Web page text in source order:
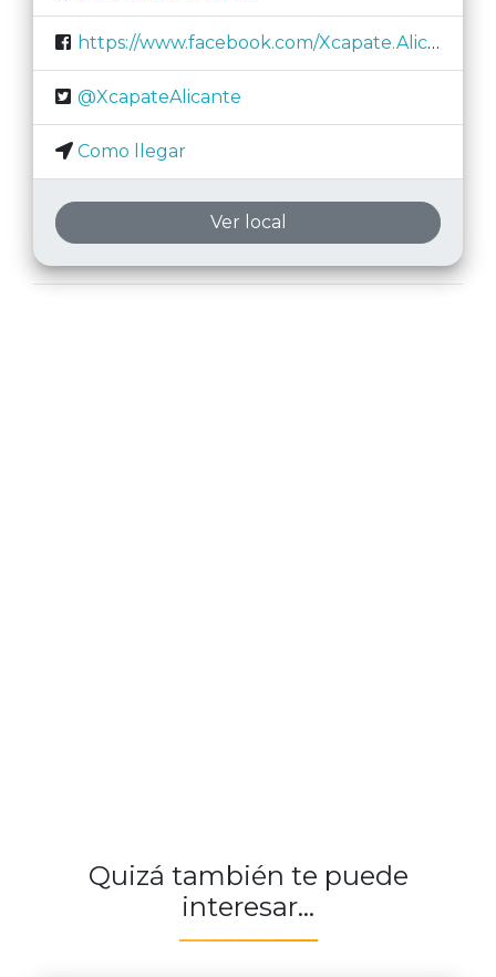
https://www.facebook.com/Xcapate.Alicante
@XcapateAlicante
Como llegar
Ver local
Quizá también te puede
interesar...